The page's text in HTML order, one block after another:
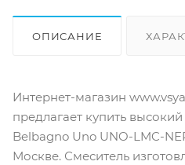
ОПИСАНИЕ
Интернет-магазин
предлагает купить
Belbagno Uno UNO-LMC-
Москве. Смеситель